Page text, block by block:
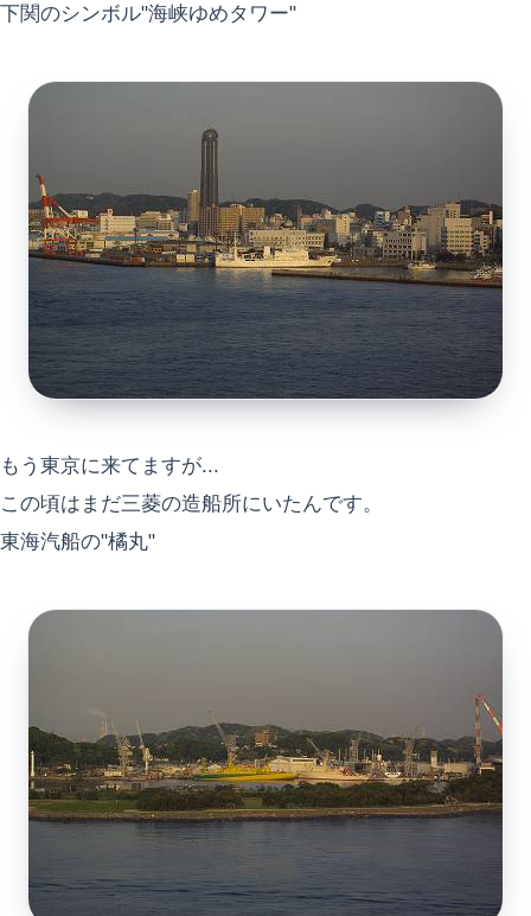
下関のシンボル"海峡ゆめタワー"
もう東京に来てますが...
この頃はまだ三菱の造船所にいたんです。
東海汽船の"橘丸"